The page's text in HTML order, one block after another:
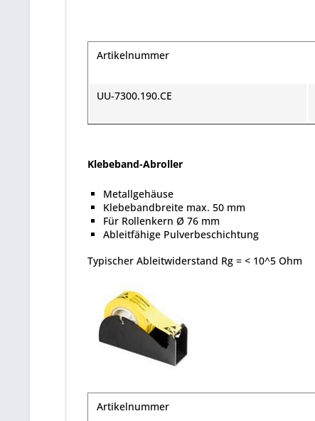
Artikelnummer
UU-7300.190.CE
Klebeband-Abroller
Metallgehäuse
Klebebandbreite max. 50 mm
Für Rollenkern Ø 76 mm
Ableitfähige Pulverbeschichtung
Typischer Ableitwiderstand Rg = < 10^5 Ohm
Artikelnummer